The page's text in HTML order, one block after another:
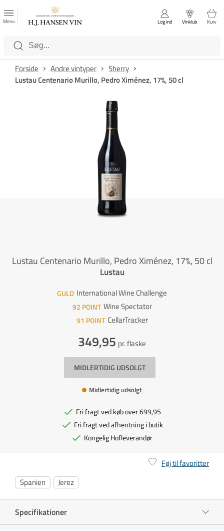
Luk
Kategorier
Menu Log ind Vinklub Kurv
Forside Andre vintyper
Sherry
Lustau Centenario Murillo, Pedro Ximénez, 17%, 50 cl
Lustau Centenario Murillo, Pedro Ximénez, 17%, 50 cl
Lustau
GULD International Wine Challenge
92 POINT Wine Spectator
91 POINT CellarTracker
349,95 pr. flaske
MIDLERTIDIG UDSOLGT
Midlertidig udsolgt
Fri fragt ved køb over 699,95
Fri fragt ved afhentning i butik
Kongelig Hofleverandør
Føj til favoritter
Spanien
Jerez
Specifikationer